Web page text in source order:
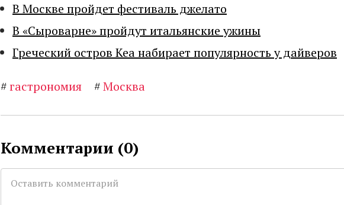
В Москве пройдет фестиваль джелато
В «Сыроварне» пройдут итальянские ужины
Греческий остров Кеа набирает популярность у дайверов
#гастрономия #Москва
Комментарии (0)